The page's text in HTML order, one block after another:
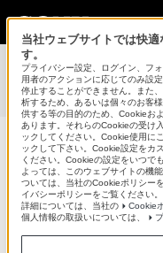
使いかたマニュアル（
BDZ-FBT6100 / BDZ-
FBW2100 / BDZ-
ブルーレ
サポート
当社ウェブサイトでは快
す。
プライバシー設定、ログイン、フ
用者のアクションに応じてのみ設
停止することができません。また
析するため、あるいは個々のお客
供する等の目的のため、Cookieお
あります。それらのCookieの受け
ックしてください。Cookie使用に
ックして下さい。Cookie設定をカ
ください。Cookieの設定をいつで
よっては、このウェブサイトの機
ついては、当社のCookieポリシー
イバシーポリシーをご覧ください。
詳細については、当社の
Cookie
個人情報の取扱いについては、